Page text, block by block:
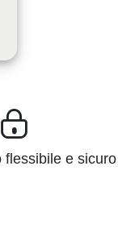
flessibile e sicuro